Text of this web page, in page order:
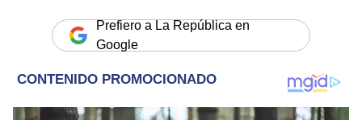
Prefiero a La República en
Google